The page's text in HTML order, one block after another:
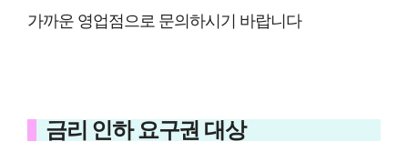
가까운 영업점으로 문의하시기 바랍니다
금리 인하 요구권 대상